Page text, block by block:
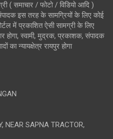
( समाचार / फोटो / विडियो आदि )
इस तरह के सामग्रियों के लिए कोई
में प्रकाशित ऐसी सामग्री के लिए
होगा, स्वामी, मुद्रक, प्रकाशक, संपादक
का न्यायक्षेत्र रायपुर होगा
NEAR SAPNA TRACTOR,